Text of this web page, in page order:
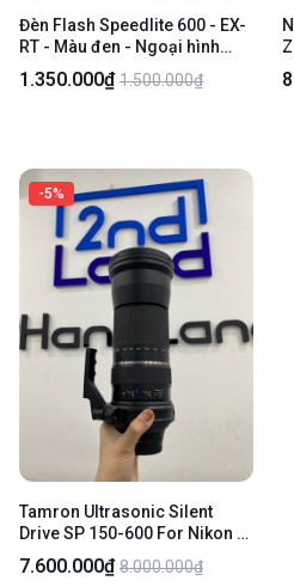
Đèn Flash Speedlite 600 - EX-
RT - Màu đen - Ngoại hình
97% - Mặt trên trầy - Body
1.350.000₫1.500.000₫
-5%
Tamron Ultrasonic Silent
Drive SP 150-600 For Nikon -
F/5-6.3 Di VC USD - Màu Đen -
Ngoại hình 98% - Đủ Cáp
7.600.000₫8.000.000₫